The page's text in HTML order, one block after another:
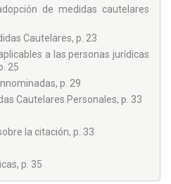
de medidas cautelares
Cautelares, p. 23
a las personas jurídicas
25
p. 29
Cautelares Personales, p. 33
la citación, p. 33
p. 35